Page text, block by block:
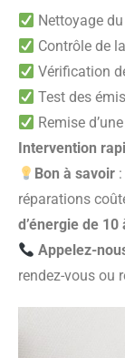
Nettoyage
Contrôle de
Vérification
Test des
Remise
Intervention
Bon à savoir
réparations
d’énergie de 10
Appelez-
rendez-vous ou